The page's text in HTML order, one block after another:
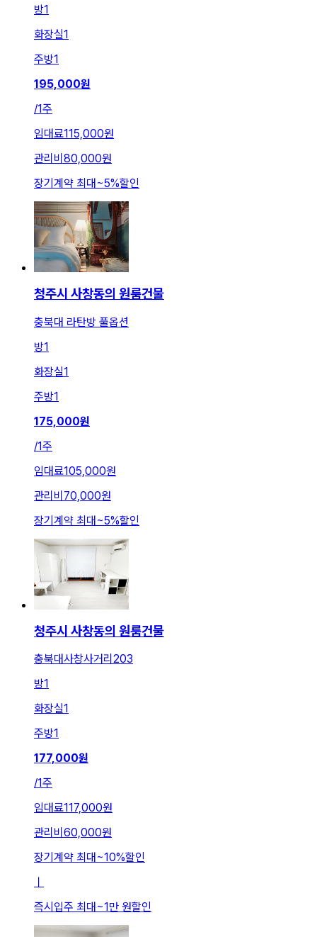
방1
화장실1
주방1
195,000원
/1주
임대료115,000원
관리비 80,000원
장기계약 최대 ~5%할인
청주시 사창동의 원룸건물
충북대 라탄방 풀옵션
방1
화장실1
주방1
175,000원
/1주
임대료105,000원
관리비 70,000원
장기계약 최대~5%할인
청주시 사창동의 원룸건물
충북대사창사거리203
방1
화장실1
주방1
177,000원
/1주
임대료117,000원
관리비 60,000원
장기계약 최대 ~10%할인
즉시입주 최대 ~1만 원할인